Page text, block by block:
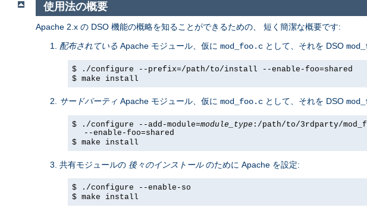
使用法の概要
Apache 2.x の DSO 機能の概略を知ることができるための、 短く簡潔な概要です:
配布されている Apache モジュール、仮に mod_foo.c として、それを DSO
$ ./configure --prefix=/path/to/install --enable-foo=shared
$ make install
サードパーティ Apache モジュール、仮に mod_foo.c として、それを DSO
$ ./configure --add-module=module_type :/path/to/3rdparty/
--enable-foo=shared
$ make install
共有モジュールの 後々のインストールのために Apache を設定:
$ ./configure --enable-so
$ make install